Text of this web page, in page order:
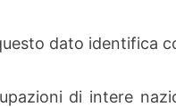
dato identifica
di intere